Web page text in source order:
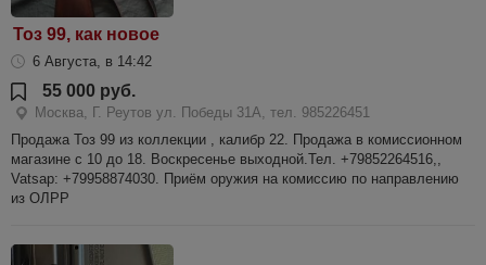
Тоз 99, как новое
6 Августа, в 14:42
55 000 руб.
Москва, Г. Реутов ул. Победы 31А, тел. 985226451
Продажа Тоз 99 из коллекции , калибр 22. Продажа в комиссионном
магазине с 10 до 18. Воскресенье выходной.Тел. +79852264516,,
Vatsap: +79958874030. Приём оружия на комиссию по направлению
из ОЛРР